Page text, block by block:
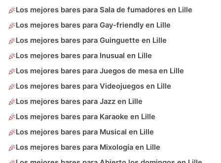
Los mejores bares para Sala de fumadores en Lille
Los mejores bares para Gay-friendly en Lille
Los mejores bares para Guinguette en Lille
Los mejores bares para Inusual en Lille
Los mejores bares para Juegos de mesa en Lille
Los mejores bares para Videojuegos en Lille
Los mejores bares para Jazz en Lille
Los mejores bares para Karaoke en Lille
Los mejores bares para Musical en Lille
Los mejores bares para Mixología en Lille